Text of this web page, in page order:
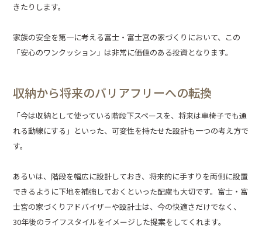
きたりします。
家族の安全を第一に考える富士・富士宮の家づくりにおいて、この
「安心のワンクッション」は非常に価値のある投資となります。
収納から将来のバリアフリーへの転換
「今は収納として使っている階段下スペースを、将来は車椅子でも通
れる動線にする」といった、可変性を持たせた設計も一つの考え方で
す。
あるいは、階段を幅広に設計しておき、将来的に手すりを両側に設置
できるように下地を補強しておくといった配慮も大切です。富士・富
士宮の家づくりアドバイザーや設計士は、今の快適さだけでなく、
30年後のライフスタイルをイメージした提案をしてくれます。